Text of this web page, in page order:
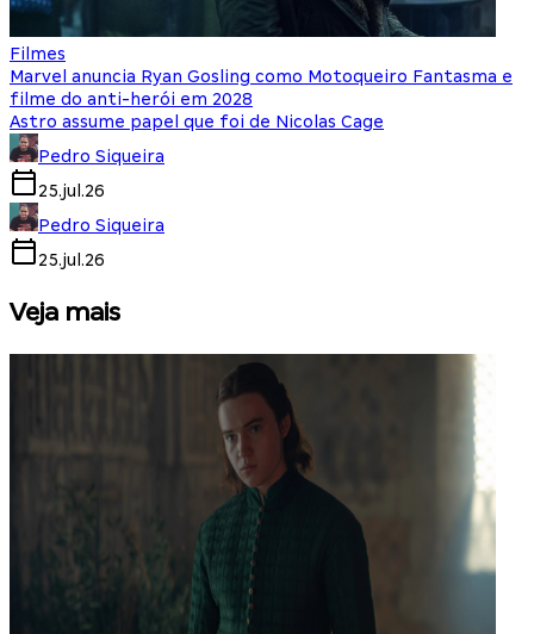
Filmes
Marvel anuncia Ryan Gosling como Motoqueiro Fantasma e
filme do anti-herói em 2028
Astro assume papel que foi de Nicolas Cage
Pedro Siqueira
25.jul.26
Pedro Siqueira
25.jul.26
Veja mais